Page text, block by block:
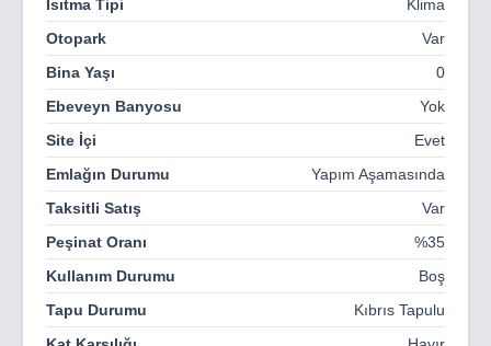
güzelliğini modern yaşamın imkanları ile birleştirir ve her
gününüzü özel kılar. Akdeniz'in hafif meltemleri, bu
pastoral ortamı tamamlar. Tatlısu'nun büyüsü, günün her
saatinde hissedilir; sabahın erken saatlerinde denizin
parıltısıyla ve akşamüstü dağların silüetiyle bütünleşir. Bu
eşsiz konum, Carob Hill sakinlerine doğayla iç içe,
huzurlu bir yaşam vadediyor. Her köşesi fotoğraf karesi
gibi olan bu mekanda, doğanın ve modern yaşamın tüm
renkleri harmoni içinde sunulur. Denizin ufka kadar
uzanıp gökyüzüyle buluştuğu Carob Hill'de her gününüz
tatil gibi geçecek.
Isıtma Tipi
Klima
Otopark
Var
Bina Yaşı
0
Ebeveyn Banyosu
Yok
Site İçi
Evet
Emlağın Durumu
Yapım Aşamasında
Taksitli Satış
Var
Peşinat Oranı
%35
Kullanım Durumu
Boş
Tapu Durumu
Kıbrıs Tapulu